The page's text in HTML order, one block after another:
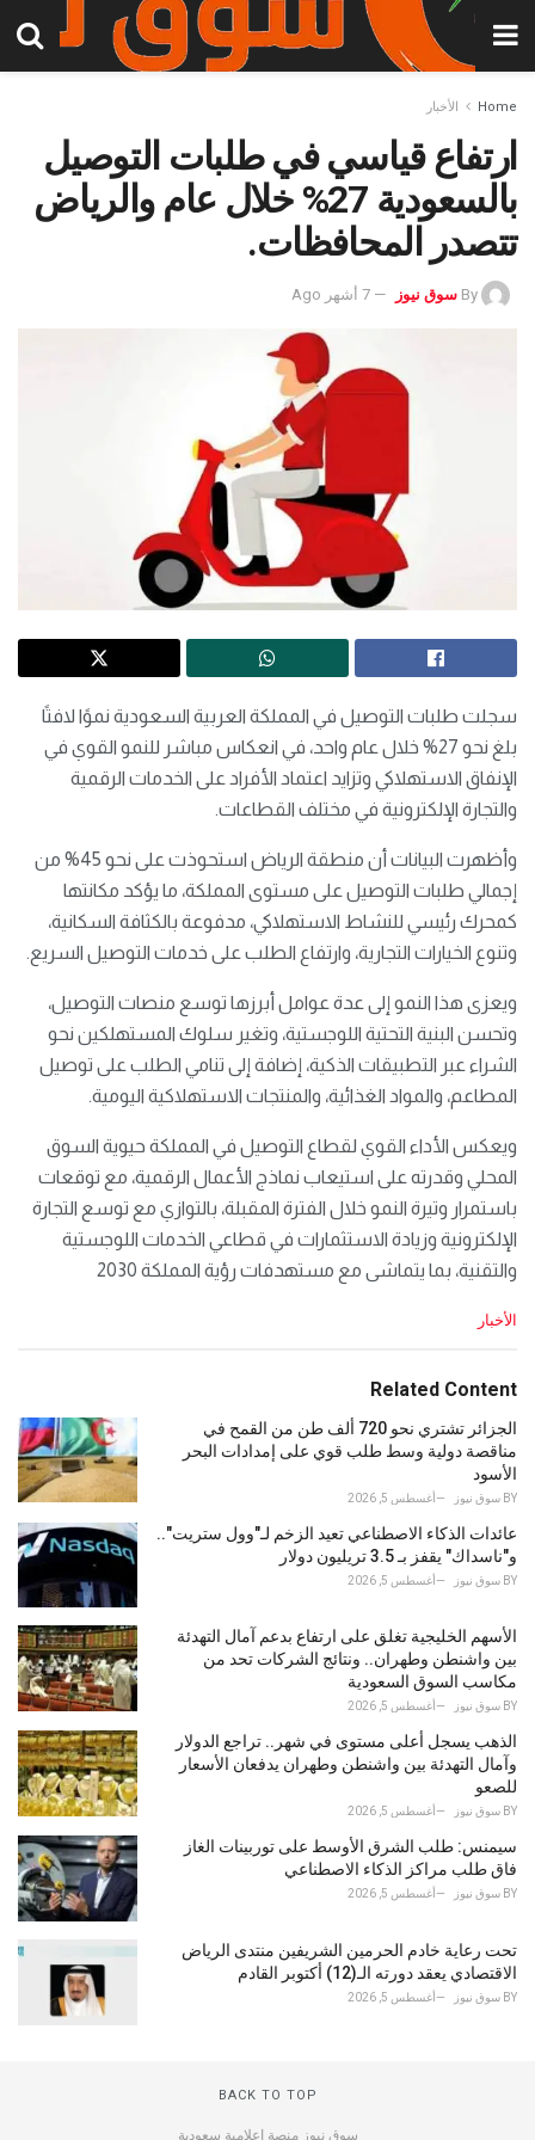
Home الأخبار
ارتفاع قياسي في طلبات التوصيل
بالسعودية 27% خلال عام والرياض
تتصدر المحافظات.
By سوق نيوز 7 أشهر Ago
سجلت طلبات التوصيل في المملكة العربية السعودية نموًا لافتًا
بلغ نحو 27% خلال عام واحد، في انعكاس مباشر للنمو القوي في
الإنفاق الاستهلاكي وتزايد اعتماد الأفراد على الخدمات الرقمية
والتجارة الإلكترونية في مختلف القطاعات.
وأظهرت البيانات أن منطقة الرياض استحوذت على نحو 45% من
إجمالي طلبات التوصيل على مستوى المملكة، ما يؤكد مكانتها
كمحرك رئيسي للنشاط الاستهلاكي، مدفوعة بالكثافة السكانية،
وتنوع الخيارات التجارية، وارتفاع الطلب على خدمات التوصيل السريع.
ويعزى هذا النمو إلى عدة عوامل أبرزها توسع منصات التوصيل،
وتحسن البنية التحتية اللوجستية، وتغير سلوك المستهلكين نحو
الشراء عبر التطبيقات الذكية، إضافة إلى تنامي الطلب على توصيل
المطاعم، والمواد الغذائية، والمنتجات الاستهلاكية اليومية.
ويعكس الأداء القوي لقطاع التوصيل في المملكة حيوية السوق
المحلي وقدرته على استيعاب نماذج الأعمال الرقمية، مع توقعات
باستمرار وتيرة النمو خلال الفترة المقبلة، بالتوازي مع توسع التجارة
الإلكترونية وزيادة الاستثمارات في قطاعي الخدمات اللوجستية
والتقنية، بما يتماشى مع مستهدفات رؤية المملكة 2030
C
e
o
r
i
e
:
الأخبار
Related Content
الجزائر تشتري نحو 720 ألف طن من القمح في
مناقصة دولية وسط طلب قوي على إمدادات البحر
الأسود
BY سوق نيوز أغسطس 5, 2026
عائدات الذكاء الاصطناعي تعيد الزخم لـ"وول ستريت"..
و"ناسداك" يقفز بـ 3.5 تريليون دولار
BY سوق نيوز أغسطس 5, 2026
الأسهم الخليجية تغلق على ارتفاع بدعم آمال التهدئة
بين واشنطن وطهران.. ونتائج الشركات تحد من
مكاسب السوق السعودية
BY سوق نيوز أغسطس 5, 2026
الذهب يسجل أعلى مستوى في شهر.. تراجع الدولار
وآمال التهدئة بين واشنطن وطهران يدفعان الأسعار
للصعو
BY سوق نيوز أغسطس 5, 2026
سيمنس: طلب الشرق الأوسط على توربينات الغاز
فاق طلب مراكز الذكاء الاصطناعي
BY سوق نيوز أغسطس 5, 2026
تحت رعاية خادم الحرمين الشريفين منتدى الرياض
الاقتصادي يعقد دورته الـ(12) أكتوبر القادم
BY سوق نيوز أغسطس 5, 2026
BACK TO TOP
سوق نيوز منصة إعلامية سعودية